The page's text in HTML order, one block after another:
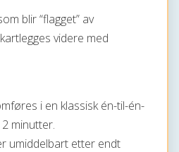
blir “flagget” av
videre med
i en klassisk én-til-én-
minutter.
umiddelbart etter endt